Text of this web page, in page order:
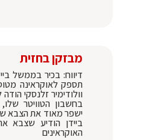
מבזקן בחזית
דיווח: בכיר בממשל
וולודימיר זלנסקי
בחשבון הטוויטר
ביידן הודיע שצבא
האוקראינים